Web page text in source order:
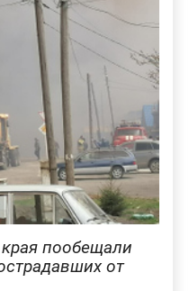
пообещали
от